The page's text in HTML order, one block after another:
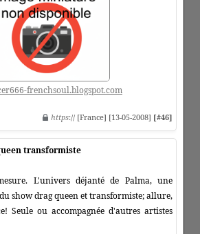
frenchsoul.blogspot.com
https:// [France] [13-05-2008] [#46]
transformiste
L'univers déjanté de Palma, une
show drag queen et transformiste; allure,
Seule ou accompagnée d'autres artistes